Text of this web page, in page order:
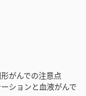
がんでの注意点
ョンと血液がんで